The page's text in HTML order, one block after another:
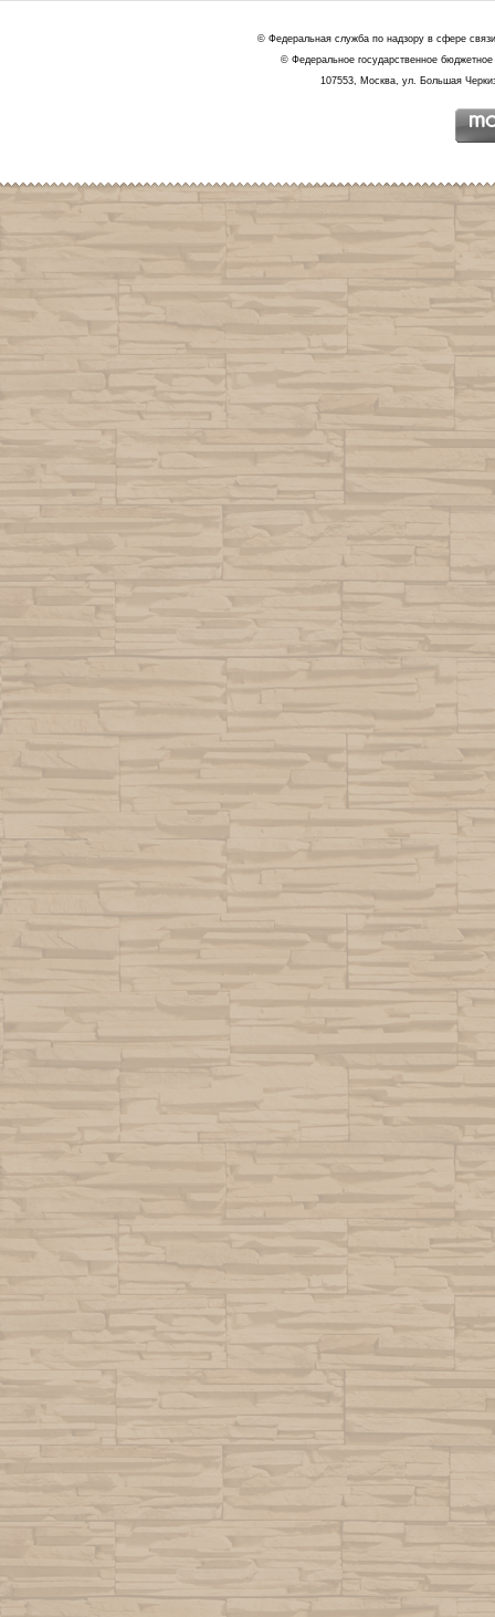
© Федеральная служба по надзору в сфере
© Федеральное государственное
107553, Москва, ул. Большая